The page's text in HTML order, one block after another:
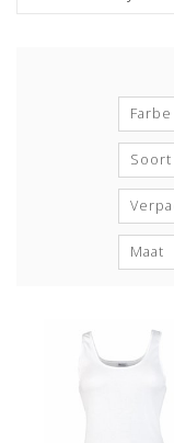
Farbe
Maat